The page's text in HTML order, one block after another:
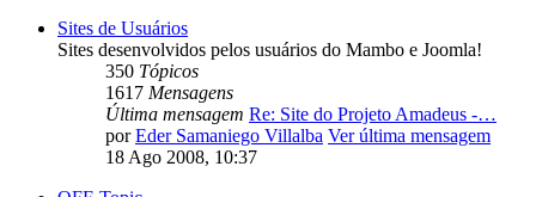
Sites de Usuários
Sites desenvolvidos pelos usuários do Mambo e Joomla!
350 Tópicos
1617 Mensagens
Última mensagem Re: Site do Projeto Amadeus -…
porEder Samaniego Villalba Ver última mensagem
18 Ago 2008, 10:37